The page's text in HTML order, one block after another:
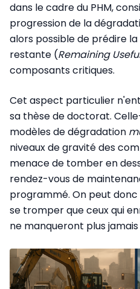
dans le cadre du PHM,
progression de la
alors possible de prédire
restante (Remaining
composants critiques.
Cet aspect particulier
sa thèse de doctorat.
modèles de dégradation
niveaux de gravité des
menace de tomber en
rendez-vous de
programmé. On peut
se tromper que ceux qui
ne manqueront plus